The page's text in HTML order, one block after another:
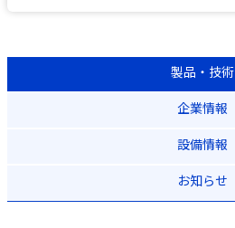
製品・技術
企業情報
設備情報
お知らせ